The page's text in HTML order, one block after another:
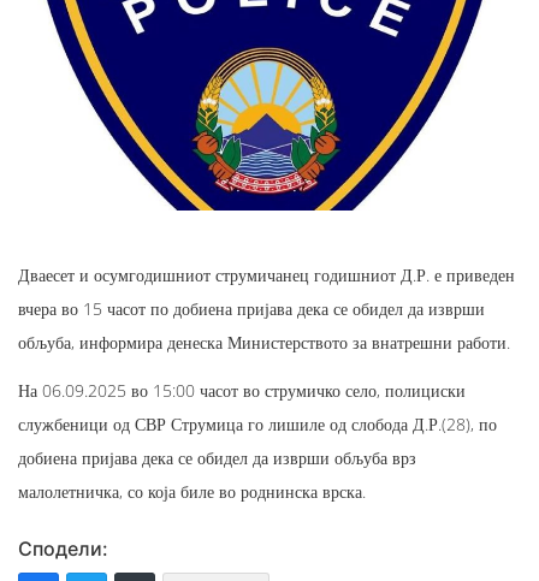
Дваесет и осумгодишниот струмичанец годишниот Д.Р. е приведен
вчера во 15 часот по добиена пријава дека се обидел да изврши
обљуба, информира денеска Министерството за внатрешни работи.
На 06.09.2025 во 15:00 часот во струмичко село, полициски
службеници од СВР Струмица го лишиле од слобода Д.Р.(28), по
добиена пријава дека се обидел да изврши обљуба врз
малолетничка, со која биле во роднинска врска.
Сподели: